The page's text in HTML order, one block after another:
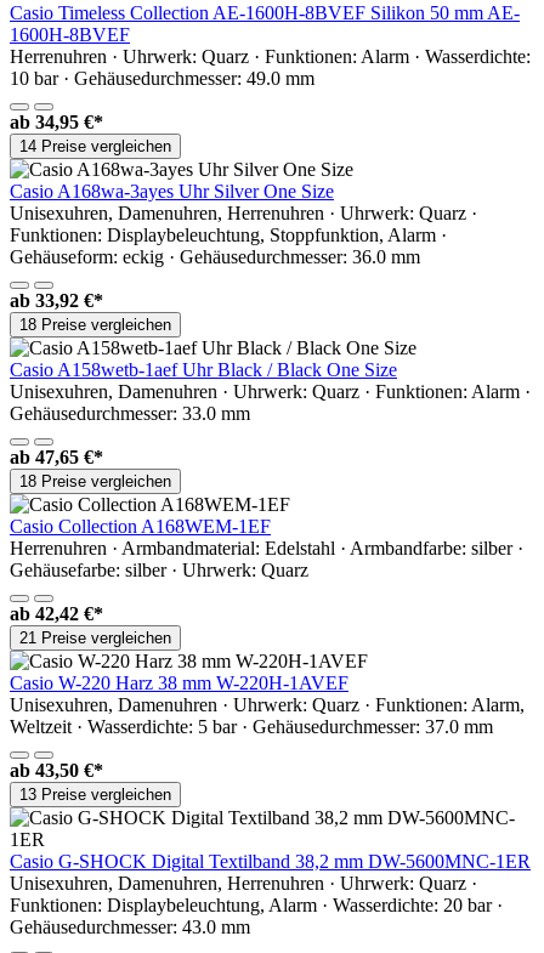
Casio Timeless Collection AE-1600H-8BVEF Silikon 50 mm AE-
1600H-8BVEF
Herrenuhren · Uhrwerk: Quarz · Funktionen: Alarm · Wasserdichte:
10 bar · Gehäusedurchmesser: 49.0 mm
ab 34,95 €*
14 Preise vergleichen
Casio A168wa-3ayes Uhr Silver One Size
Unisexuhren, Damenuhren, Herrenuhren · Uhrwerk: Quarz ·
Funktionen: Displaybeleuchtung, Stoppfunktion, Alarm ·
Gehäuseform: eckig · Gehäusedurchmesser: 36.0 mm
ab 33,92 €*
18 Preise vergleichen
Casio A158wetb-1aef Uhr Black / Black One Size
Unisexuhren, Damenuhren · Uhrwerk: Quarz · Funktionen: Alarm ·
Gehäusedurchmesser: 33.0 mm
ab 47,65 €*
18 Preise vergleichen
Casio Collection A168WEM-1EF
Herrenuhren · Armbandmaterial: Edelstahl · Armbandfarbe: silber ·
Gehäusefarbe: silber · Uhrwerk: Quarz
ab 42,42 €*
21 Preise vergleichen
Casio W-220 Harz 38 mm W-220H-1AVEF
Unisexuhren, Damenuhren · Uhrwerk: Quarz · Funktionen: Alarm,
Weltzeit · Wasserdichte: 5 bar · Gehäusedurchmesser: 37.0 mm
ab 43,50 €*
13 Preise vergleichen
Casio G-SHOCK Digital Textilband 38,2 mm DW-5600MNC-1ER
Unisexuhren, Damenuhren, Herrenuhren · Uhrwerk: Quarz ·
Funktionen: Displaybeleuchtung, Alarm · Wasserdichte: 20 bar ·
Gehäusedurchmesser: 43.0 mm